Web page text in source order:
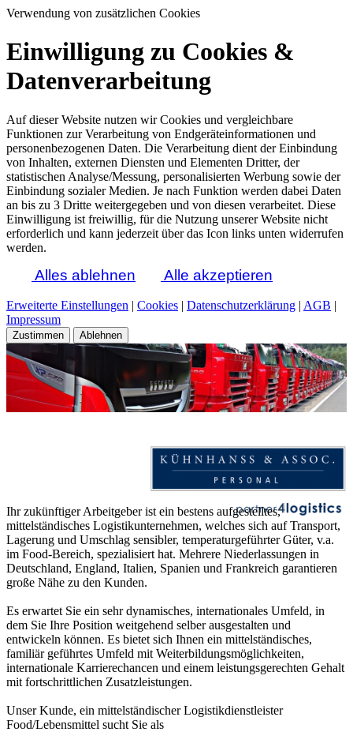
Verwendung von zusätzlichen Cookies
Einwilligung zu Cookies &
Datenverarbeitung
Auf dieser Website nutzen wir Cookies und vergleichbare
Funktionen zur Verarbeitung von Endgeräteinformationen und
personenbezogenen Daten. Die Verarbeitung dient der Einbindung
von Inhalten, externen Diensten und Elementen Dritter, der
statistischen Analyse/Messung, personalisierten Werbung sowie der
Einbindung sozialer Medien. Je nach Funktion werden dabei Daten
an bis zu 3 Dritte weitergegeben und von diesen verarbeitet. Diese
Einwilligung ist freiwillig, für die Nutzung unserer Website nicht
erforderlich und kann jederzeit über das Icon links unten widerrufen
werden.
Alles ablehnen Alle akzeptieren
Erweiterte Einstellungen | Cookies | Datenschutzerklärung | AGB |
Impressum
Zustimmen Ablehnen
Ihr zukünftiger Arbeitgeber ist ein bestens aufgestelltes,
mittelständisches Logistikunternehmen, welches sich auf Transport,
Lagerung und Umschlag sensibler, temperaturgeführter Güter, v.a.
im Food-Bereich, spezialisiert hat. Mehrere Niederlassungen in
Deutschland, England, Italien, Spanien und Frankreich garantieren
große Nähe zu den Kunden.
Es erwartet Sie ein sehr dynamisches, internationales Umfeld, in
dem Sie Ihre Position weitgehend selber ausgestalten und
entwickeln können. Es bietet sich Ihnen ein mittelständisches,
familiär geführtes Umfeld mit Weiterbildungsmöglichkeiten,
internationale Karrierechancen und einem leistungsgerechten Gehalt
mit fortschrittlichen Zusatzleistungen.
Unser Kunde, ein mittelständischer Logistikdienstleister
Food/Lebensmittel sucht Sie als